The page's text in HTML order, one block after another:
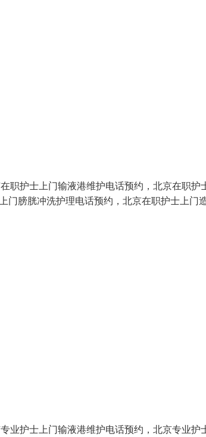
职护士上门输液港维护电话预约，北京在职护
门膀胱冲洗护理电话预约，北京在职护士上门
业护士上门输液港维护电话预约，北京专业护